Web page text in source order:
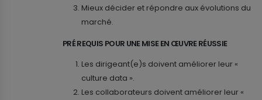
Mieux décider et répondre aux évolutions du
marché.
PRÉ REQUIS POUR UNE MISE EN ŒUVRE RÉUSSIE
Les dirigeant(e)s doivent améliorer leur «
culture data ».
Les collaborateurs doivent améliorer leur «